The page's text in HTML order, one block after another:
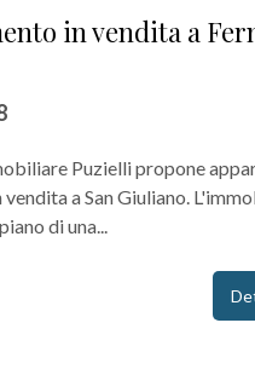
in vendita a
Puzielli propone
a San Giuliano.
di una...